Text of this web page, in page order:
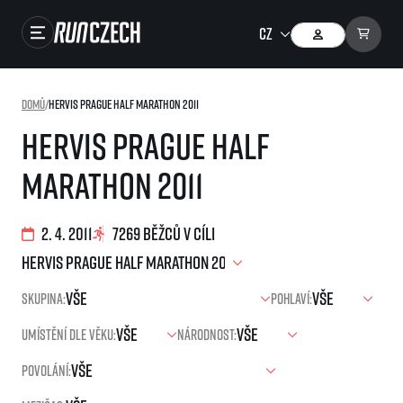
Foto & Video
RunCzech Store
Running Mall
Běžecké série
O běžecké lize
Jak to funguje
projekt SuperHalfs
Hervis Prague Half
Marathon 2011
Domů/Hervis Prague Half Marathon 2011
2. 4. 2011 7269 běžců v cíli
Skupina:
Pohlaví:
Umístění dle věku:
Národnost:
Povolání: